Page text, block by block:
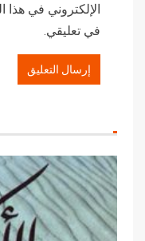
الإلكتروني في هذا
في تعليقي.